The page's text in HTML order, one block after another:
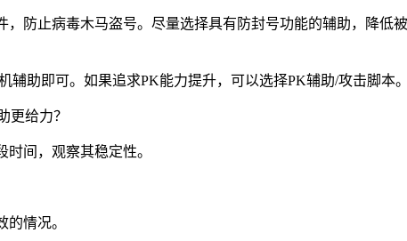
防止病毒木马盗号。尽量选择具有防封号功能的辅助，降低
助即可。如果追求PK能力提升，可以选择PK辅助/攻击脚本。
间，观察其稳定性。
情况。